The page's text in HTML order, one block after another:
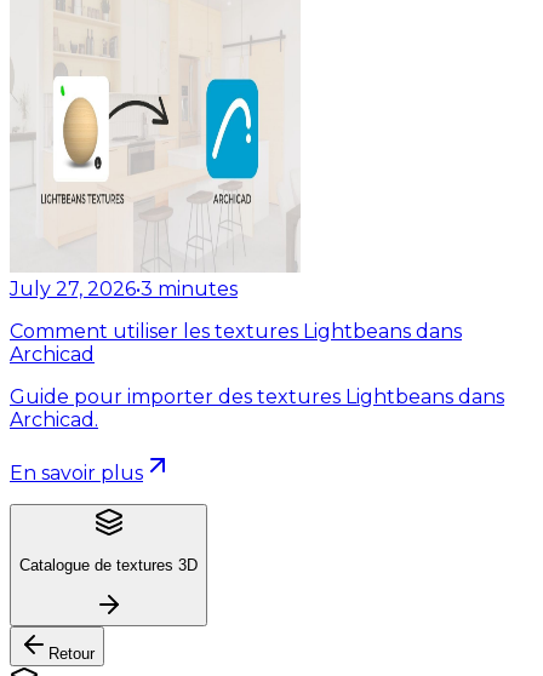
July 27, 2026•3 minutes
Comment utiliser les textures Lightbeans dans
Archicad
Guide pour importer des textures Lightbeans dans
Archicad.
En savoir plus
Catalogue de textures 3D
Retour